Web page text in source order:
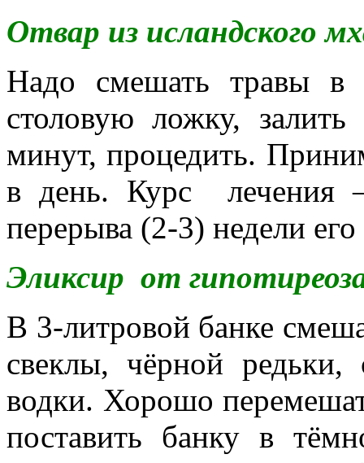
Отвар из исландского
Надо смешать травы в
столовую ложку,
минут, процедить.
в день. Курс лечения
перерыва (2-3) недели
Эликсир от
В 3-литровой банке
свеклы, чёрной редьки,
водки. Хорошо
поставить банку в